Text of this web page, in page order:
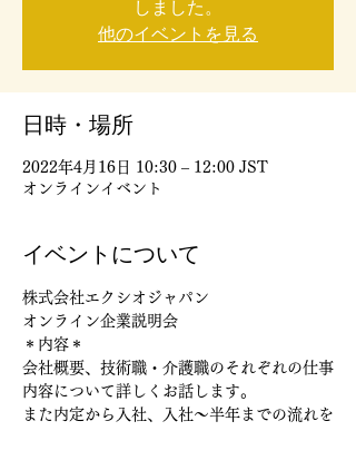
しました。
他のイベントを見る
日時・場所
2022年4月16日 10:30 – 12:00 JST
オンラインイベント
イベントについて
株式会社エクシオジャパン
オンライン企業説明会
＊内容＊
会社概要、技術職・介護職のそれぞれの仕事
内容について詳しくお話します。
また内定から入社、入社～半年までの流れを